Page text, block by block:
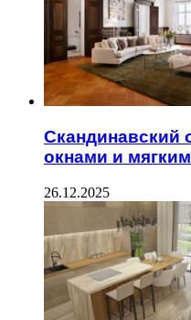
окнами и
26.12.2025